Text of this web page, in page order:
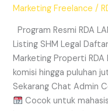
Marketing Freelance /
Program Resmi RDA
Listing SHM Legal
Marketing Properti
komisi hingga puluhan
Sekarang Chat Admin
Cocok untuk
LAND
–
Kerja
Fleksibel
Tanpa
Target